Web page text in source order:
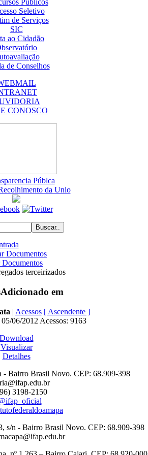
Públicos
Seletivo
de Serviços
SIC
ao Cidadão
de Conselhos
CONOSCO
Documentos
terceirizados
Adicionado em
| Acessos [ Ascendente ]
05/06/2012 Acessos: 9163
Download
Visualizar
Detalhes
Bairro Brasil Novo. CEP: 68.909-398
3198-2150
s/n - Bairro Brasil Novo. CEP: 68.909-398